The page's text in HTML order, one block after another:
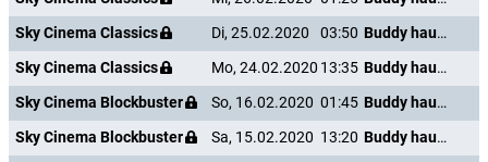
Sky Cinema Classics
Di, 25.02.2020 03:50
Buddy haut den Lukas
Sky Cinema Classics
Mo, 24.02.2020 13:35
Buddy haut den Lukas
Sky Cinema Blockbuster
So, 16.02.2020 01:45
Buddy haut den Lukas
Sky Cinema Blockbuster
Sa, 15.02.2020 13:20
Buddy haut den Lukas